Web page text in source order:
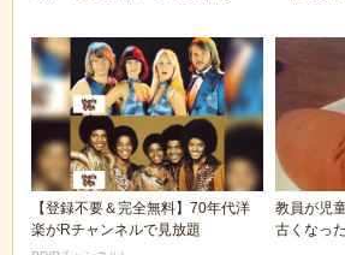
【登録不要＆完全無料】70年代洋
楽がRチャンネルで見放題
教員が児
古くなっ